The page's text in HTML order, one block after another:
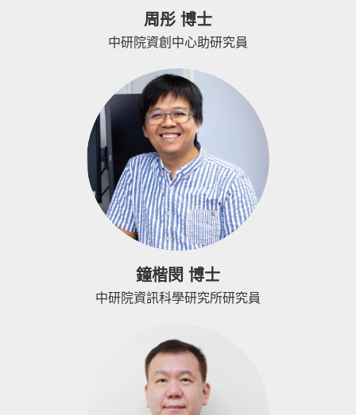
周彤 博士
中研院資創中心助研究員
鐘楷閔 博士
中研院資訊科學研究所研究員